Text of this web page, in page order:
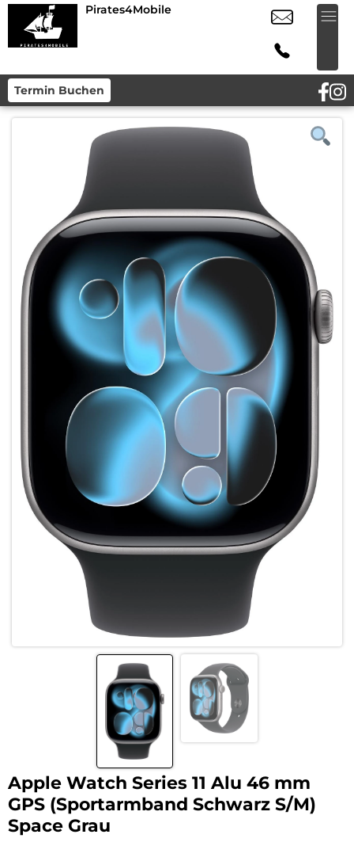
Pirates4Mobile
Termin Buchen
Apple Watch Series 11 Alu 46 mm
GPS (Sportarmband Schwarz S/M)
Space Grau